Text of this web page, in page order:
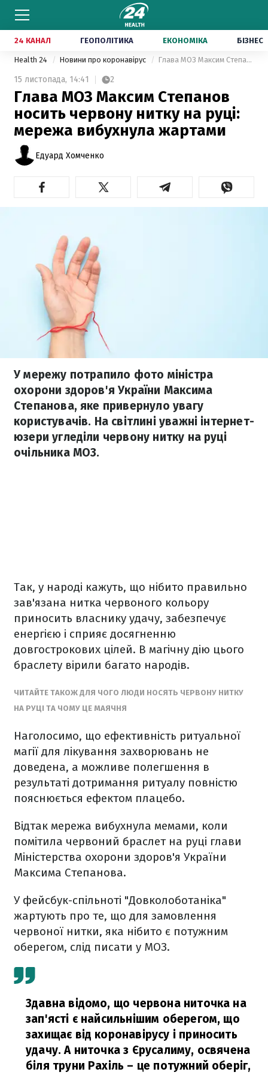
24 КАНАЛ ГЕОПОЛІТИКА ЕКОНОМІКА БІЗНЕС
Health 24 Новини про коронавірус Глава МОЗ Максим Степанов носить червону нитку на руці: мережа вибухнула жартами
15 листопада, 14:41 2
Глава МОЗ Максим Степанов
носить червону нитку на руці:
мережа вибухнула жартами
Едуард Хомченко
У мережу потрапило фото міністра
охорони здоров'я України Максима
Степанова, яке привернуло увагу
користувачів. На світлині уважні інтернет-
юзери угледіли червону нитку на руці
очільника МОЗ.
Так, у народі кажуть, що нібито правильно
зав'язана нитка червоного кольору
приносить власнику удачу, забезпечує
енергією і сприяє досягненню
довгострокових цілей. В магічну дію цього
браслету вірили багато народів.
ЧИТАЙТЕ ТАКОЖ ДЛЯ ЧОГО ЛЮДИ НОСЯТЬ ЧЕРВОНУ НИТКУ
НА РУЦІ ТА ЧОМУ ЦЕ МАЯЧНЯ
Наголосимо, що ефективність ритуальної
магії для лікування захворювань не
доведена, а можливе полегшення в
результаті дотримання ритуалу повністю
пояснюється ефектом плацебо.
Відтак мережа вибухнула мемами, коли
помітила червоний браслет на руці глави
Міністерства охорони здоров'я України
Максима Степанова.
У фейсбук-спільноті "Довколоботаніка"
жартують про те, що для замовлення
червоної нитки, яка нібито є потужним
оберегом, слід писати у МОЗ.
Здавна відомо, що червона ниточка на
зап'ясті є найсильнішим оберегом, що
захищає від коронавірусу і приносить
удачу. А ниточка з Єрусалиму, освячена
біля труни Рахіль – це потужний оберіг,